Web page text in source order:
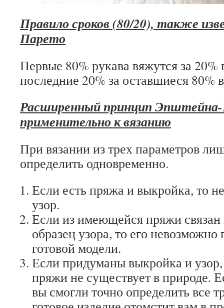
Правило сроков (80/20), также
Парето
Первые 80% рукава вяжутся за 20%
последние 20% за оставшиеся 80%
Расширенный принцип Эпштейна-
применительно к вязанию
При вязании из трех параметров
определить одновременно.
Если есть пряжа и выкройка, то
узор.
Если из имеющейся пряжи
образец узора, то его невозможно
готовой модели.
Если придуманы выкройка и
пряжи не существует в природе.
вы смогли точно определить все